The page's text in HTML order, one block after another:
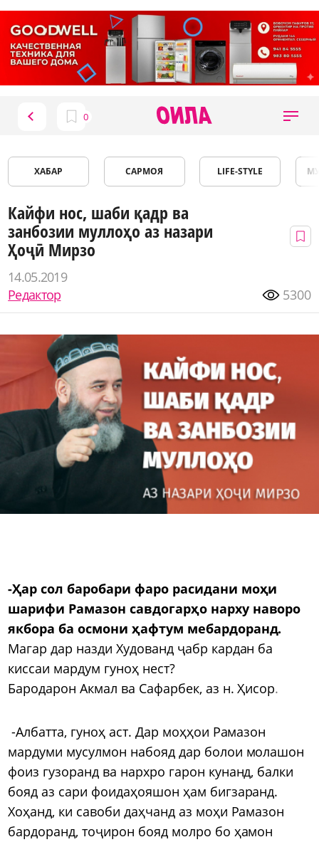
ХАБАР САРМОЯ LIFE-STYLE
Кайфи нос, шаби қадр ва
занбозии муллоҳо аз назари
Ҳоҷӣ Мирзо
14.05.2019
Редактор
5300
-Ҳар сол баробари фаро расидани моҳи
шарифи Рамазон савдогарҳо нарху наворо
якбора ба осмони ҳафтум мебардоранд.
Магар дар назди Худованд ҷабр кардан ба
киссаи мардум гуноҳ нест?
Бародарон Акмал ва Сафарбек, аз н. Ҳисор.
-Албатта, гуноҳ аст. Дар моҳҳои Рамазон
мардуми мусулмон набояд дар болои молашон
фоиз гузоранд ва нархро гарон кунанд, балки
бояд аз сари фоидаҳояшон ҳам бигзаранд.
Хоҳанд, ки савоби даҳчанд аз моҳи Рамазон
бардоранд, тоҷирон бояд молро бо ҳамон